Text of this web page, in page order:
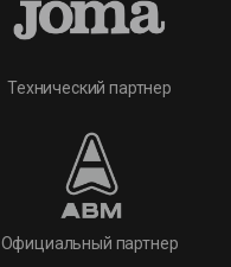
Технический партнер
Официальный партнер